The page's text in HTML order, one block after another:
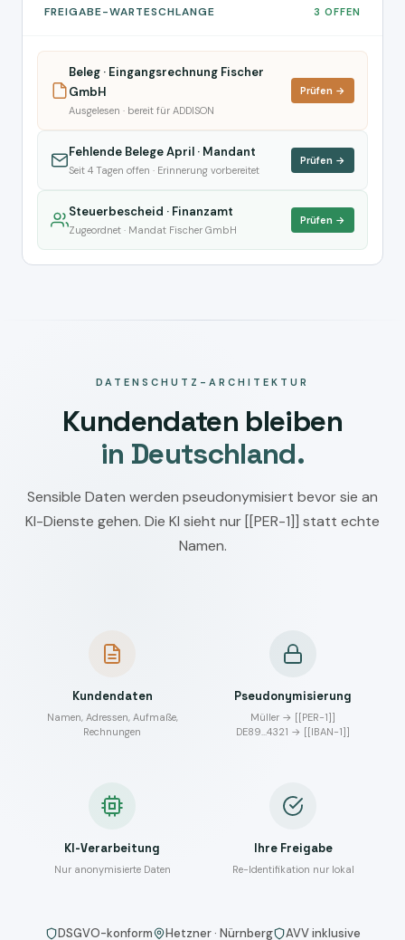
FREIGABE-WARTESCHLANGE 3 OFFEN
Beleg · Eingangsrechnung Fischer
GmbH
Ausgelesen · bereit für ADDISON
Prüfen →
Fehlende Belege April · Mandant
Seit 4 Tagen offen · Erinnerung vorbereitet
Prüfen →
Steuerbescheid · Finanzamt
Zugeordnet · Mandat Fischer GmbH
Prüfen →
DATENSCHUTZ-ARCHITEKTUR
Kundendaten bleiben
in Deutschland.
Sensible Daten werden pseudonymisiert bevor sie an
KI-Dienste gehen. Die KI sieht nur [[PER-1]] statt echte
Namen.
Kundendaten
Namen, Adressen, Aufmaße,
Rechnungen
Pseudonymisierung
Müller → [[PER-1]]
DE89…4321 → [[IBAN-1]]
KI-Verarbeitung
Nur anonymisierte Daten
Ihre Freigabe
Re-Identifikation nur lokal
DSGVO-konform Hetzner · Nürnberg AVV inklusive